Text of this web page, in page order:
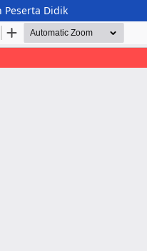
Didik